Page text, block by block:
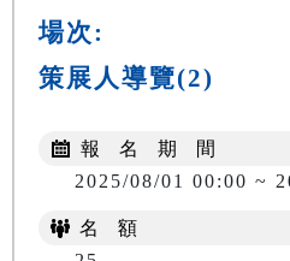
場次:
策展人導覽(2)
報 名 期 間
2025/08/01 00:00 ~
名 額